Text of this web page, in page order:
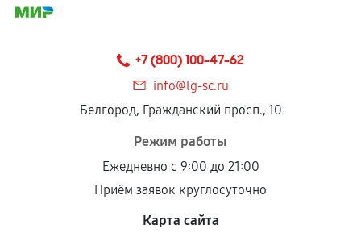
+7 (800) 100-47-62
info@lg-sc.ru
Белгород, Гражданский просп., 10
Режим работы
Ежедневно с 9:00 до 21:00
Приём заявок круглосуточно
Карта сайта